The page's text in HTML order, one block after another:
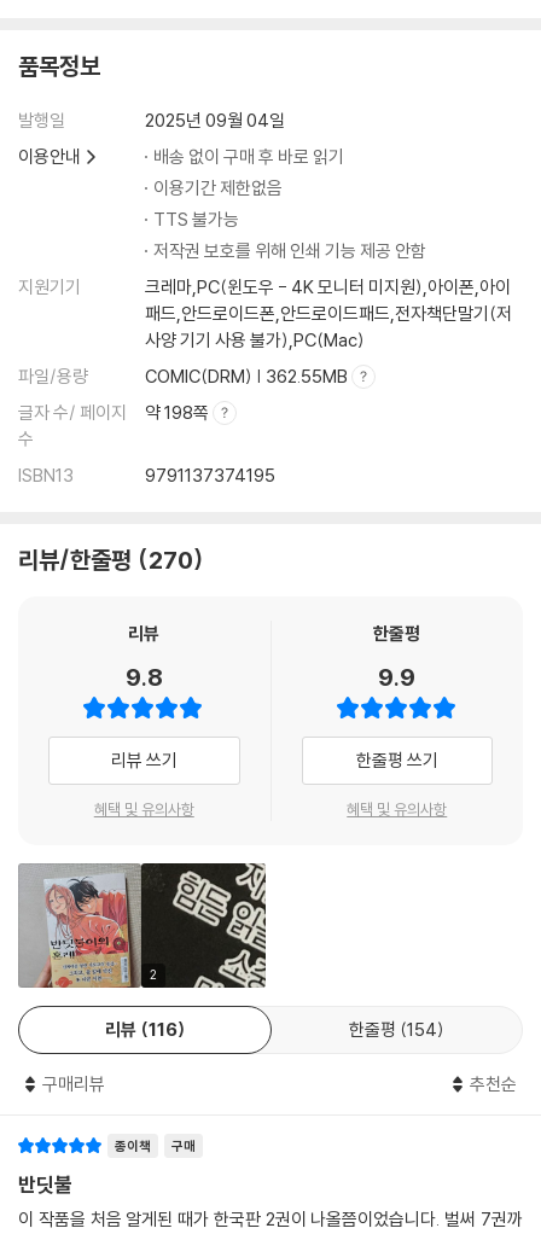
품목정보
발행일
2025년 09월 04일
이용안내
배송 없이 구매 후 바로 읽기
이용기간 제한없음
TTS 불가능
저작권 보호를 위해 인쇄 기능 제공 안함
지원기기
크레마,PC(윈도우 - 4K 모니터 미지원),아이폰,아이
패드,안드로이드폰,안드로이드패드,전자책단말기(저
사양 기기 사용 불가),PC(Mac)
파일/용량
COMIC(DRM) | 362.55MB
글자 수/ 페이지
수
약 198쪽
ISBN13 9791137374195
리뷰/한줄평 270
리뷰
9.8
리뷰 쓰기
혜택 및 유의사항
한줄평
9.9
한줄평 쓰기
혜택 및 유의사항
2
리뷰 116 한줄평 154
구매리뷰 추천순
종이책 구매
반딧불
이 작품을 처음 알게된 때가 한국판 2권이 나올쯤이었습니다. 벌써 7권까